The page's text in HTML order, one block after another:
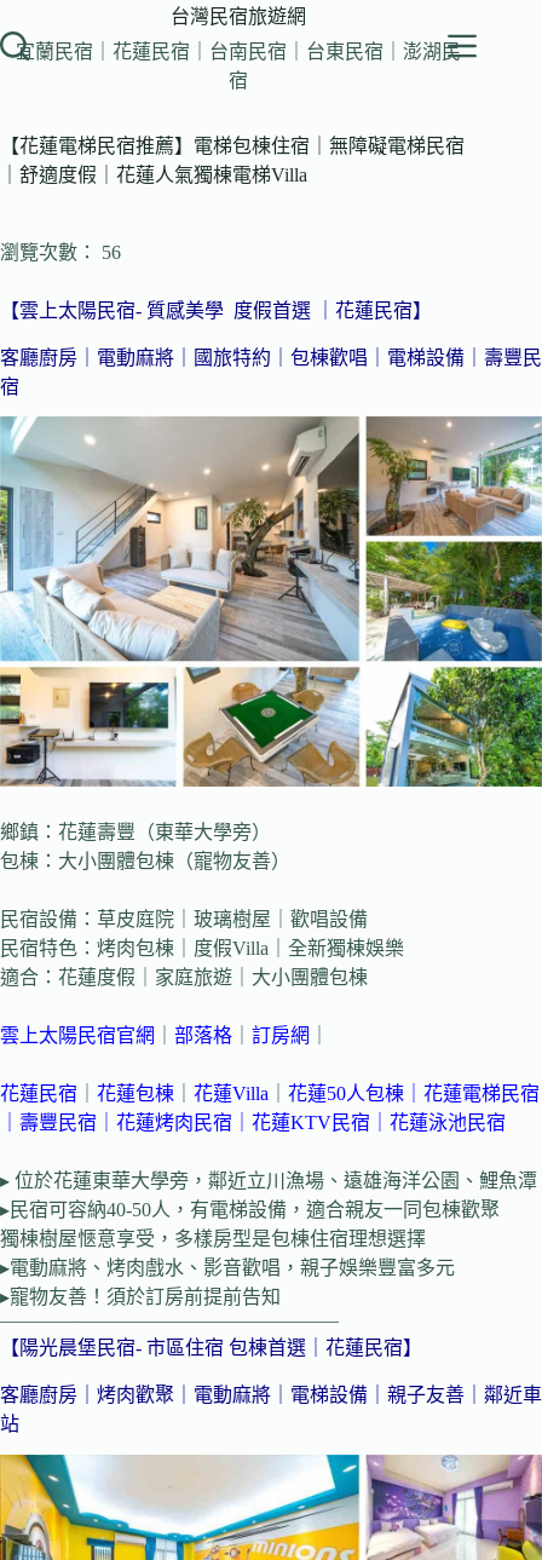
至
容
台灣民宿旅遊網
宜蘭民宿｜花蓮民宿｜台南民宿｜台東民宿｜澎湖民
宿
【花蓮電梯民宿推薦】電梯包棟住宿｜無障礙電梯民宿
｜舒適度假｜花蓮人氣獨棟電梯Villa
瀏覽次數： 56
【雲上太陽民宿- 質感美學 度假首選 ｜花蓮民宿】
客廳廚房｜電動麻將｜國旅特約｜包棟歡唱｜電梯設備｜壽豐民
宿
鄉鎮：花蓮壽豐（東華大學旁）
包棟：大小團體包棟（寵物友善）
民宿設備：草皮庭院｜玻璃樹屋｜歡唱設備
民宿特色：烤肉包棟｜度假Villa｜全新獨棟娛樂
適合：花蓮度假｜家庭旅遊｜大小團體包棟
雲上太陽民宿官網 部落格 訂房網
花蓮民宿 花蓮包棟 花蓮Villa 花蓮50人包棟
花蓮電梯民宿
壽豐民宿 ｜花蓮烤肉民宿 ｜花蓮KTV民宿 ｜花蓮泳池民宿
▸ 位於花蓮東華大學旁，鄰近立川漁場、遠雄海洋公園、鯉魚潭
▸民宿可容納40-50人，有電梯設備，適合親友一同包棟歡聚
獨棟樹屋愜意享受，多樣房型是包棟住宿理想選擇
▸電動麻將、烤肉戲水、影音歡唱，親子娛樂豐富多元
▸寵物友善！須於訂房前提前告知
—————————————————–
【陽光晨堡民宿- 市區住宿 包棟首選｜花蓮民宿】
客廳廚房｜烤肉歡聚｜電動麻將｜電梯設備｜親子友善｜鄰近車
站